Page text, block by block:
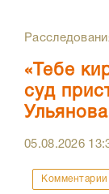
«Тебе
суд
Ульянова
05.08.2026
Комментарии